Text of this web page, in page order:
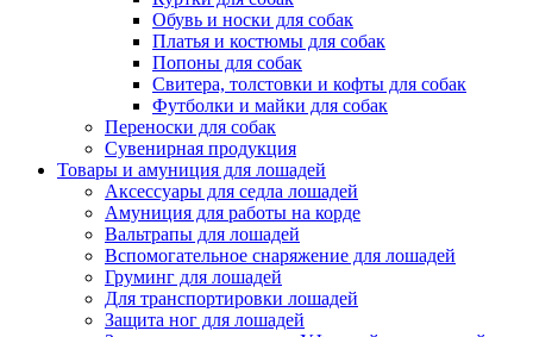
Обувь и носки для собак
Платья и костюмы для собак
Попоны для собак
Свитера, толстовки и кофты для собак
Футболки и майки для собак
Переноски для собак
Сувенирная продукция
Товары и амуниция для лошадей
Аксессуары для седла лошадей
Амуниция для работы на корде
Вальтрапы для лошадей
Вспомогательное снаряжение для лошадей
Груминг для лошадей
Для транспортировки лошадей
Защита ног для лошадей